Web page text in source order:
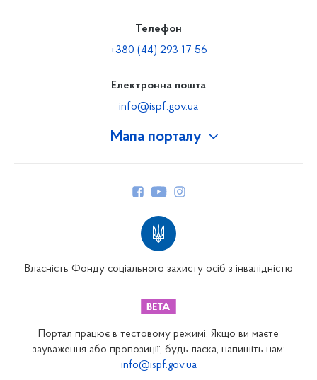
Мапа порталу
Закарпатське відділення
Запорізьке відділення
Телефон
+380 (44) 293-17-56
Електронна пошта
info@ispf.gov.ua
Власність Фонду соціального захисту осіб з інвалідністю
Портал працює в тестовому режимі. Якщо ви маєте
зауваження або пропозиції, будь ласка, напишіть нам:
info@ispf.gov.ua